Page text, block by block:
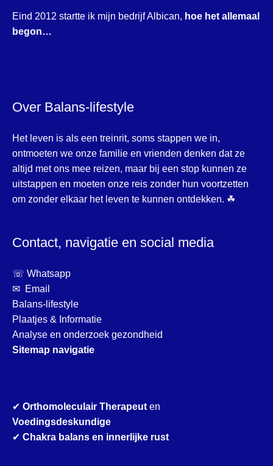
Eind 2012 startte ik mijn bedrijf Albican, hoe het allemaal
begon…
Over Balans-lifestyle
Het leven is als een treinrit, soms stappen we in,
ontmoeten we onze familie en vrienden denken dat ze
altijd met ons mee reizen, maar bij een stop kunnen ze
uitstappen en moeten onze reis zonder hun voortzetten
om zonder elkaar het leven te kunnen ontdekken. ☘
Contact, navigatie en social media
☏ Whatsapp
✉ Email
Balans-lifestyle
Plaatjes & Informatie
Analyse en onderzoek gezondheid
Sitemap navigatie
✔ Orthomoleculair Therapeuten
Voedingsdeskundige
✔ Chakra balans en innerlijke rust